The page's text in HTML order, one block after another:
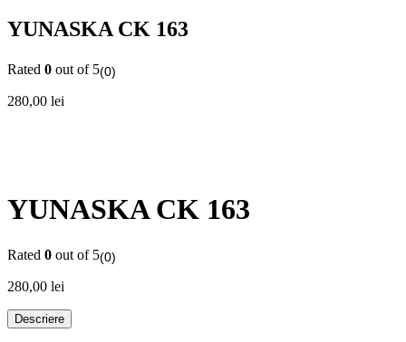
YUNASKA CK 163
Rated 0 out of 5(0)
280,00 lei
YUNASKA CK 163
Rated 0 out of 5(0)
280,00 lei
Descriere